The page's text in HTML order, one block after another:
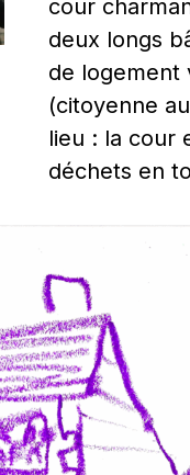
cour
deux longs
de logement
(citoyenne
lieu : la cour
déchets en